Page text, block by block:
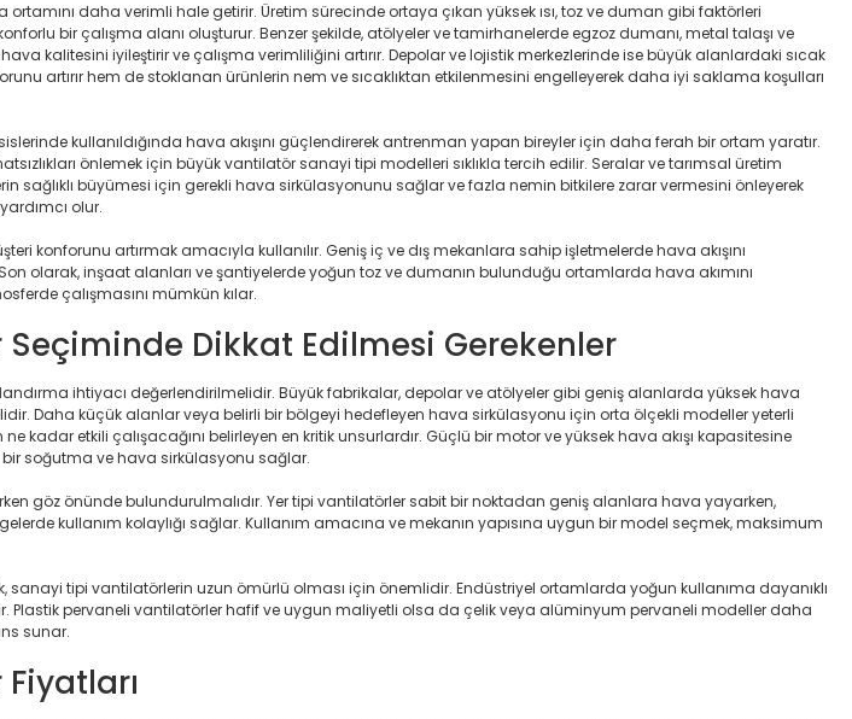
daha verimli hale getirir. Üretim sürecinde ortaya çıkan yüksek ısı, toz ve duman gibi faktörleri
bir çalışma alanı oluşturur. Benzer şekilde, atölyeler ve tamirhanelerde egzoz dumanı, metal talaşı ve
kalitesini iyileştirir ve çalışma verimliliğini artırır. Depolar ve lojistik merkezlerinde ise büyük alanlardaki sıcak
artırır hem de stoklanan ürünlerin nem ve sıcaklıktan etkilenmesini engelleyerek daha iyi saklama koşulları
kullanıldığında hava akışını güçlendirerek antrenman yapan bireyler için daha ferah bir ortam yaratır.
önlemek için büyük vantilatör sanayi tipi modelleri sıklıkla tercih edilir. Seralar ve tarımsal üretim
sağlıklı büyümesi için gerekli hava sirkülasyonunu sağlar ve fazla nemin bitkilere zarar vermesini önleyerek
olur.
konforunu artırmak amacıyla kullanılır. Geniş iç ve dış mekanlara sahip işletmelerde hava akışını
olarak, inşaat alanları ve şantiyelerde yoğun toz ve dumanın bulunduğu ortamlarda hava akımını
çalışmasını mümkün kılar.
Dikkat Edilmesi Gerekenler
ihtiyacı değerlendirilmelidir. Büyük fabrikalar, depolar ve atölyeler gibi geniş alanlarda yüksek hava
Daha küçük alanlar veya belirli bir bölgeyi hedefleyen hava sirkülasyonu için orta ölçekli modeller yeterli
kadar etkili çalışacağını belirleyen en kritik unsurlardır. Güçlü bir motor ve yüksek hava akışı kapasitesine
soğutma ve hava sirkülasyonu sağlar.
göz önünde bulundurulmalıdır. Yer tipi vantilatörler sabit bir noktadan geniş alanlara hava yayarken,
kullanım kolaylığı sağlar. Kullanım amacına ve mekanın yapısına uygun bir model seçmek, maksimum
sanayi tipi vantilatörlerin uzun ömürlü olması için önemlidir. Endüstriyel ortamlarda yoğun kullanıma dayanıklı
Plastik pervaneli vantilatörler hafif ve uygun maliyetli olsa da çelik veya alüminyum pervaneli modeller daha
sunar.